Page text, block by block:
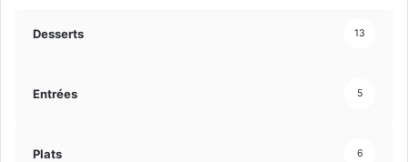
Desserts 13
Entrées 5
Plats 6